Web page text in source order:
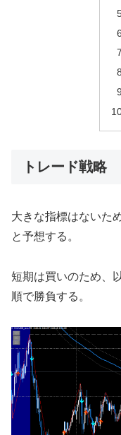
トレード戦略
大きな指標はないた
と予想する。
短期は買いのため、
順で勝負する。